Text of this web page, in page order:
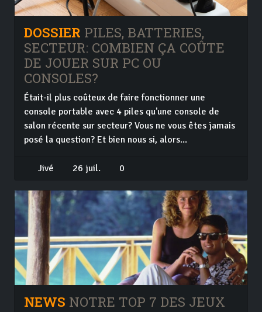
DOSSIER PILES, BATTERIES,
SECTEUR: COMBIEN ÇA COÛTE
DE JOUER SUR PC OU
CONSOLES?
Était-il plus coûteux de faire fonctionner une
console portable avec 4 piles qu'une console de
salon récente sur secteur? Vous ne vous êtes jamais
posé la question? Et bien nous si, alors...
Jivé 26 juil. 0
NEWS NOTRE TOP 7 DES JEUX